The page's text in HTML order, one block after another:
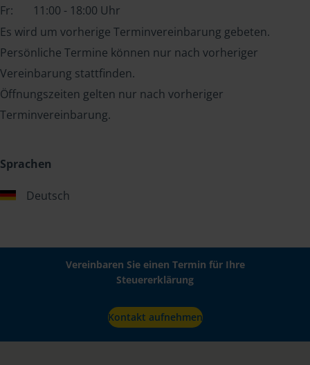
Fr:
11:00 - 18:00 Uhr
Es wird um vorherige Terminvereinbarung gebeten.
Persönliche Termine können nur nach vorheriger
Vereinbarung stattfinden.
Öffnungszeiten gelten nur nach vorheriger
Terminvereinbarung.
Sprachen
Deutsch
Vereinbaren Sie einen Termin für Ihre
Steuererklärung
Kontakt aufnehmen